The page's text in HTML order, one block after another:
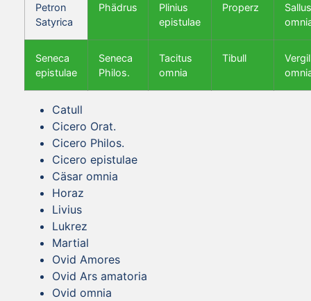
Petron
Satyrica
Phädrus
Plinius
epistulae
Properz
Seneca
epistulae
Seneca
Philos.
Tacitus
omnia
Tibull
Vergil
Catull
Cicero Orat.
Cicero Philos.
Cicero epistulae
Cäsar omnia
Horaz
Livius
Lukrez
Martial
Ovid Amores
Ovid Ars amatoria
Ovid omnia